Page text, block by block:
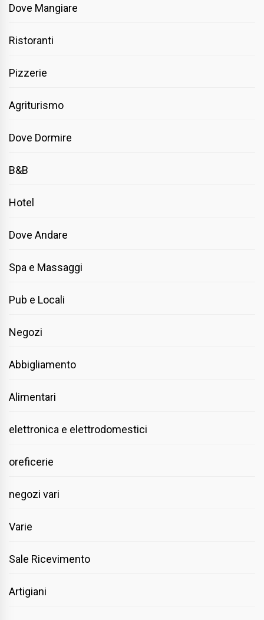
Dove Mangiare
Ristoranti
Pizzerie
Agriturismo
Dove Dormire
B&B
Hotel
Dove Andare
Spa e Massaggi
Pub e Locali
Negozi
Abbigliamento
Alimentari
elettronica e elettrodomestici
oreficerie
negozi vari
Varie
Sale Ricevimento
Artigiani